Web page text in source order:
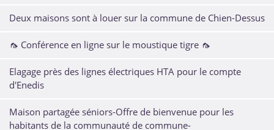
Deux maisons sont à louer sur la commune de Chien-Dessus
🦟 Conférence en ligne sur le moustique tigre 🦟
Elagage près des lignes électriques HTA pour le compte
d'Enedis
Maison partagée séniors-Offre de bienvenue pour les
habitants de la communauté de commune-